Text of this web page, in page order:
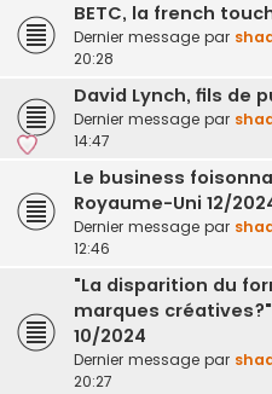
BETC, la french
Dernier message par
20:28
David Lynch, fils de
Dernier message par
14:47
Le business
Royaume-Uni 12/
Dernier message par
12:46
"La disparition du
marques
10/2024
Dernier message par
20:27